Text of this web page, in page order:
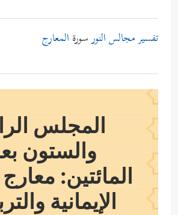
تفسير مجالس النورسورة المعارج
المجلس
والستون
المائتين:
الإيمانية